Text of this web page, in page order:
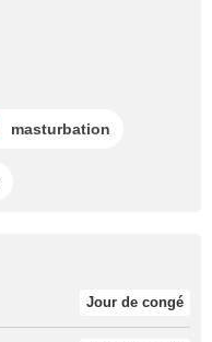
masturbation
Jour de congé